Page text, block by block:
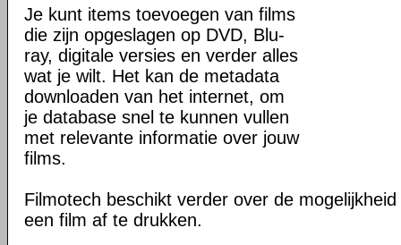
Je kunt items toevoegen van films
die zijn opgeslagen op DVD, Blu-
ray, digitale versies en verder alles
wat je wilt. Het kan de metadata
downloaden van het internet, om
je database snel te kunnen vullen
met relevante informatie over jouw
films.
Filmotech beschikt verder over de
een film af te drukken.